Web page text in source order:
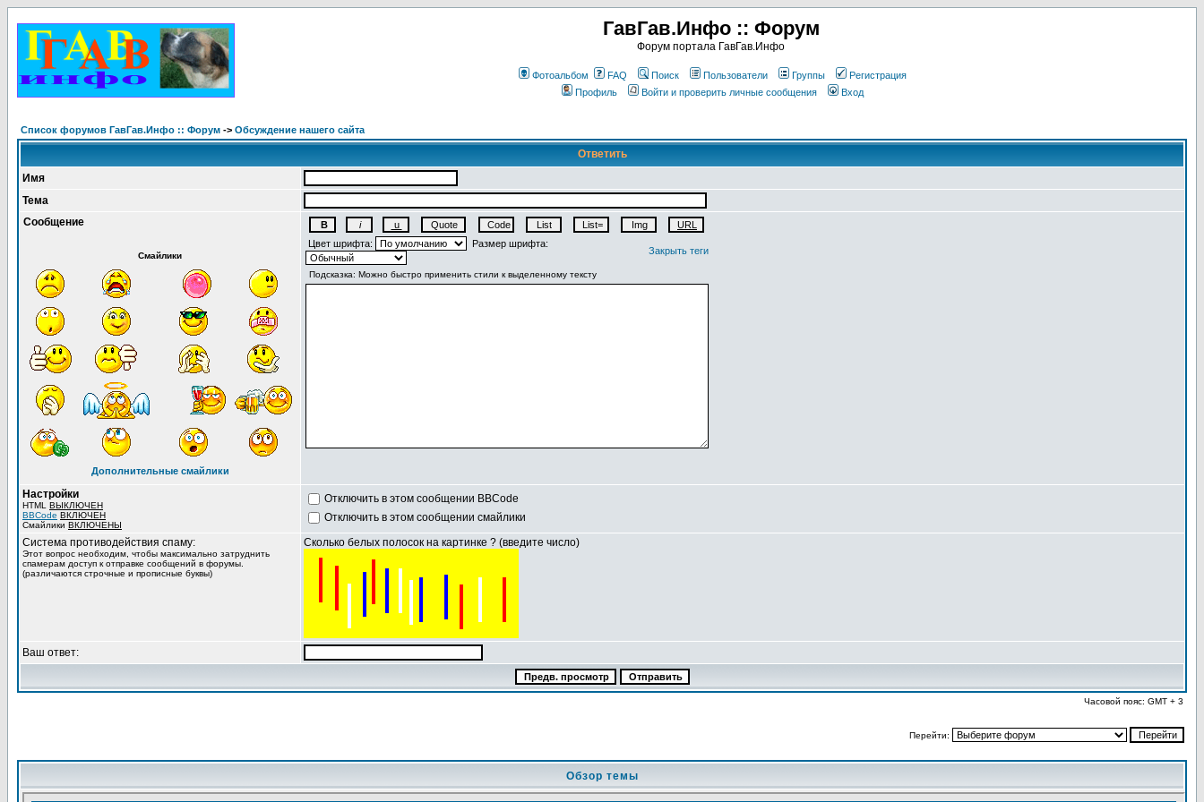
ГавГав.Инфо :: Форум
Форум портала ГавГав.Инфо
Фотоальбом FAQ Поиск Пользователи Группы
Регистрация
Профиль
Войти и проверить личные сообщения Вход
Список форумов ГавГав.Инфо :: Форум -> Обсуждение нашего сайта
Ответить
Имя
Тема
Сообщение
Смайлики
Дополнительные смайлики
Цвет шрифта: Размер шрифта:
Закрыть теги
Настройки
HTML ВЫКЛЮЧЕН
BBCode ВКЛЮЧЕН
Смайлики ВКЛЮЧЕНЫ
Отключить в этом сообщении BBCode
Отключить в этом сообщении смайлики
Система противодействия спаму:
Этот вопрос необходим, чтобы максимально затруднить
спамерам доступ к отправке сообщений в форумы.
(различаются строчные и прописные буквы)
Сколько белых полосок на картинке ? (введите число)
Ваш ответ:
Часовой пояс: GMT + 3
Перейти:
Обзор темы